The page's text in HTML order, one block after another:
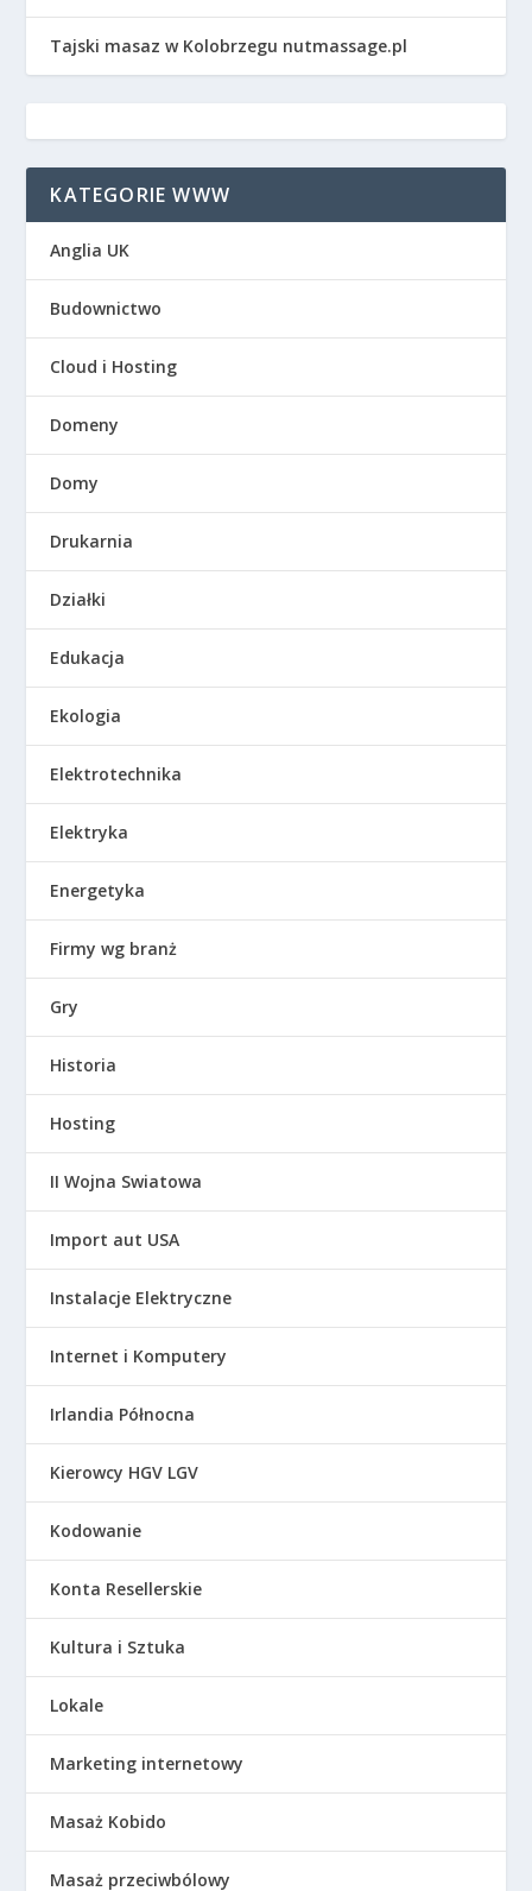
Tajski masaz w Kolobrzegu nutmassage.pl
KATEGORIE WWW
Anglia UK
Budownictwo
Cloud i Hosting
Domeny
Domy
Drukarnia
Działki
Edukacja
Ekologia
Elektrotechnika
Elektryka
Energetyka
Firmy wg branż
Gry
Historia
Hosting
II Wojna Swiatowa
Import aut USA
Instalacje Elektryczne
Internet i Komputery
Irlandia Północna
Kierowcy HGV LGV
Kodowanie
Konta Resellerskie
Kultura i Sztuka
Lokale
Marketing internetowy
Masaż Kobido
Masaż przeciwbólowy